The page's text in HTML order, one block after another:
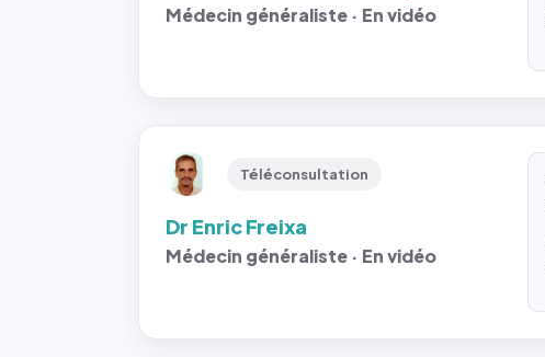
Médecin généraliste · En vidéo
Téléconsultation
Dr Enric Freixa
Médecin généraliste · En vidéo